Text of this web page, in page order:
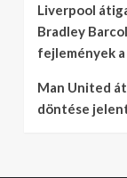
Liverpool
Bradley
fejlemények
Man United
döntése